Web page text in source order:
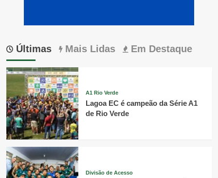
Últimas Mais Lidas Em Destaque
A1 Rio Verde
Lagoa EC é campeão da Série A1
de Rio Verde
Divisão de Acesso